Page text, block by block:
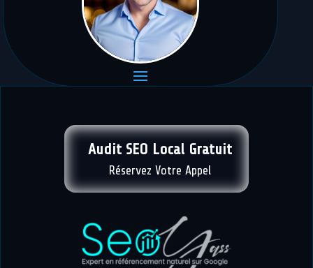
ma page deservice SEO localoucontactez-moi
Audit SEO Local Gratuit
Réservez Votre Appel